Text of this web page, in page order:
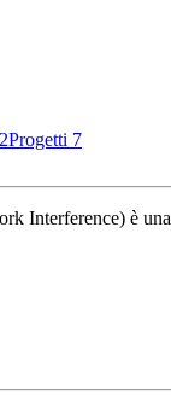
Progetti 7
Interference) è una